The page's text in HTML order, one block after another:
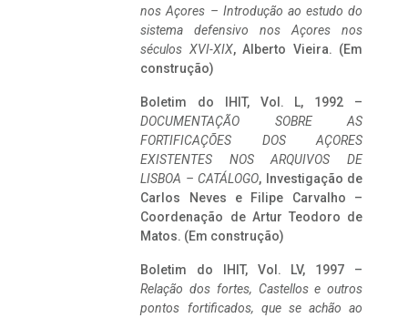
nos Açores – Introdução ao estudo do
sistema defensivo nos Açores nos
séculos XVI-XIX, Alberto Vieira. (Em
construção)
Boletim do IHIT, Vol. L, 1992 –
DOCUMENTAÇÃO SOBRE AS
FORTIFICAÇÕES DOS AÇORES
EXISTENTES NOS ARQUIVOS DE
LISBOA – CATÁLOGO, Investigação de
Carlos Neves e Filipe Carvalho –
Coordenação de Artur Teodoro de
Matos. (Em construção)
Boletim do IHIT, Vol. LV, 1997 –
Relação dos fortes, Castellos e outros
pontos fortificados, que se achão ao